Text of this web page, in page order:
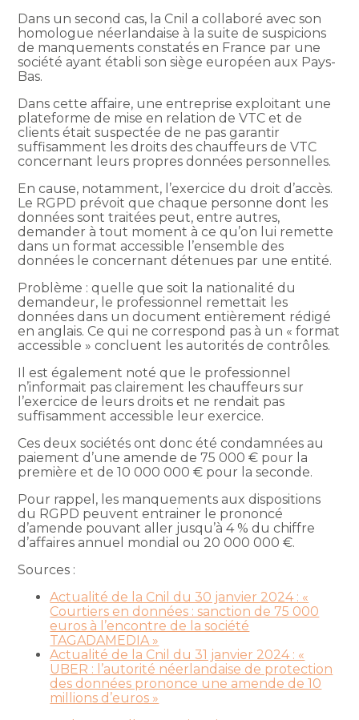
Dans un second cas, la Cnil a collaboré avec son
homologue néerlandaise à la suite de suspicions
de manquements constatés en France par une
société ayant établi son siège européen aux Pays-
Bas.
Dans cette affaire, une entreprise exploitant une
plateforme de mise en relation de VTC et de
clients était suspectée de ne pas garantir
suffisamment les droits des chauffeurs de VTC
concernant leurs propres données personnelles.
En cause, notamment, l’exercice du droit d’accès.
Le RGPD prévoit que chaque personne dont les
données sont traitées peut, entre autres,
demander à tout moment à ce qu’on lui remette
dans un format accessible l’ensemble des
données le concernant détenues par une entité.
Problème : quelle que soit la nationalité du
demandeur, le professionnel remettait les
données dans un document entièrement rédigé
en anglais. Ce qui ne correspond pas à un « format
accessible » concluent les autorités de contrôles.
Il est également noté que le professionnel
n’informait pas clairement les chauffeurs sur
l’exercice de leurs droits et ne rendait pas
suffisamment accessible leur exercice.
Ces deux sociétés ont donc été condamnées au
paiement d’une amende de 75 000 € pour la
première et de 10 000 000 € pour la seconde.
Pour rappel, les manquements aux dispositions
du RGPD peuvent entrainer le prononcé
d’amende pouvant aller jusqu’à 4 % du chiffre
d’affaires annuel mondial ou 20 000 000 €.
Sources :
Actualité de la Cnil du 30 janvier 2024 : «
Courtiers en données : sanction de 75 000
euros à l’encontre de la société
TAGADAMEDIA »
Actualité de la Cnil du 31 janvier 2024 : «
UBER : l’autorité néerlandaise de protection
des données prononce une amende de 10
millions d’euros »